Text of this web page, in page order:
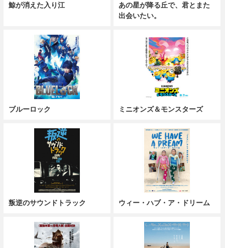
鯨が消えた入り江
あの星が降る丘で、君とまた
出会いたい。
ブルーロック ミニオンズ＆モンスターズ
叛逆のサウンドトラック ウィー・ハブ・ア・ドリーム